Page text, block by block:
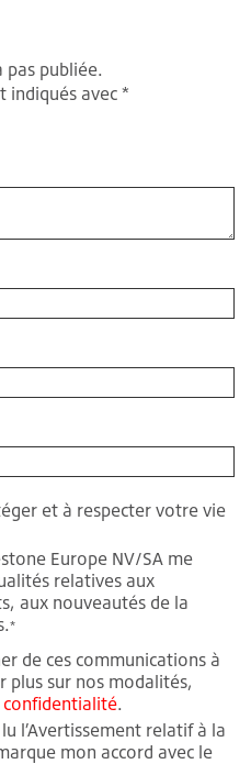
pas publiée.
indiqués avec *
et à respecter votre vie
Europe NV/SA me
relatives aux
aux nouveautés de la
*
de ces communications à
sur nos modalités,
confidentialité.
l’Avertissement relatif à la
mon accord avec le